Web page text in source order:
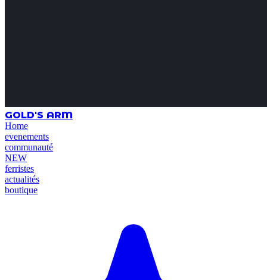
GOLD'S ARM
Home
evenements
communauté
NEW
ferristes
actualités
boutique